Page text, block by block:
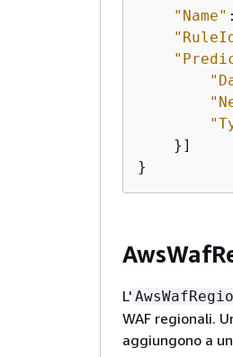
"Name"
    }]
}
L'
WAF regionali.
aggiungono a